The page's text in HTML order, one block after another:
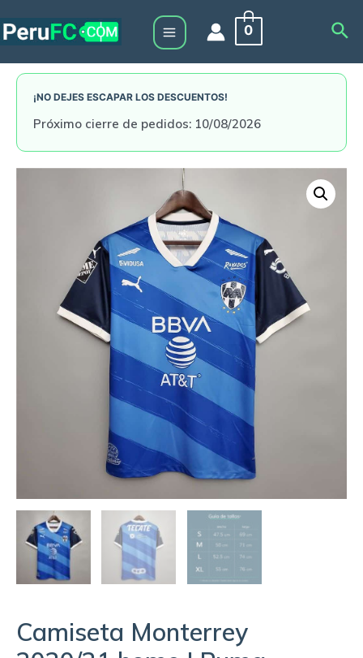
to
Main
Menu
0
¡NO DEJES ESCAPAR LOS DESCUENTOS!
Próximo cierre de pedidos: 10/08/2026
Camiseta Monterrey